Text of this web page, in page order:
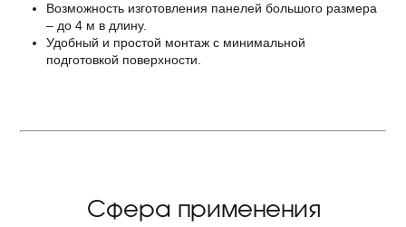
Возможность изготовления панелей большого размера
– до 4 м в длину.
Удобный и простой монтаж с минимальной
подготовкой поверхности.
Сфера применения